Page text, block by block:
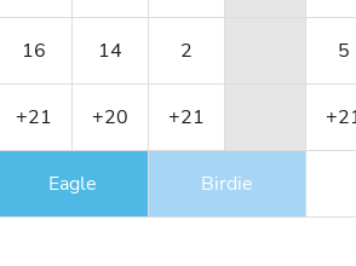
16 14 2 5
+21 +20 +21
Eagle Birdie